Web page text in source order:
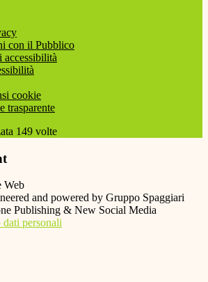
con il Pubblico
cookie
trasparente
149 volte
and powered by Gruppo Spaggiari
Publishing & New Social Media
personali